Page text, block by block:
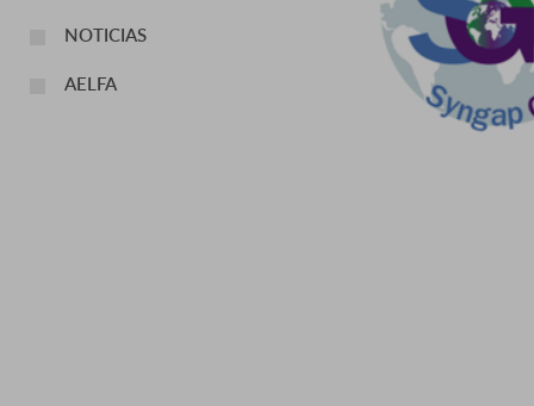
NOTICIAS
AELFA